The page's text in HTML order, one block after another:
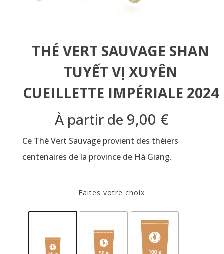
THÉ VERT SAUVAGE SHAN
TUYẾT VỊ XUYÊN
CUEILLETTE IMPÉRIALE 2024
À partir de 9,00 €
Ce Thé Vert Sauvage provient des théiers
centenaires de la province de Hà Giang.
Faites votre choix